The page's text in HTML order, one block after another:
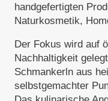
handgefertigten
Naturkosmetik,
Der Fokus wird auf
Nachhaltigkeit
Schmankerln aus
selbstgemachter